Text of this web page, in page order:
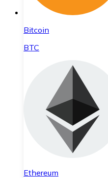
Bitcoin
BTC
Ethereum